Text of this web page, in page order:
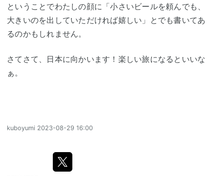
ということでわたしの顔に「小さいビールを頼んでも、
大きいのを出していただければ嬉しい」とでも書いてあ
るのかもしれません。
さてさて、日本に向かいます！楽しい旅になるといいな
ぁ。
kuboyumi 2023-08-29 16:00